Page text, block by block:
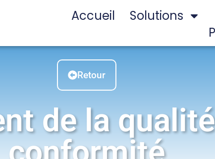
Accueil Solutions
Retour
de la